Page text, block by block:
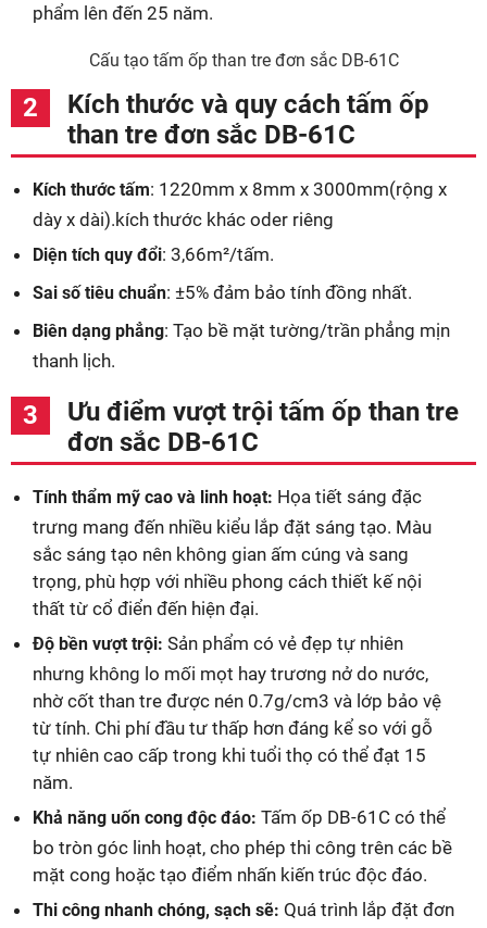
phẩm lên đến 25 năm.
Cấu tạo tấm ốp than tre đơn sắc DB-61C
Kích thước và quy cách tấm ốp
than tre đơn sắc DB-61C
Kích thước tấm: 1220mm x 8mm x 3000mm(rộng x
dày x dài).kích thước khác oder riêng
Diện tích quy đổi: 3,66m²/tấm.
Sai số tiêu chuẩn: ±5% đảm bảo tính đồng nhất.
Biên dạng phẳng: Tạo bề mặt tường/trần phẳng mịn
thanh lịch.
Ưu điểm vượt trội tấm ốp than tre
đơn sắc DB-61C
Tính thẩm mỹ cao và linh hoạt: Họa tiết sáng đặc
trưng mang đến nhiều kiểu lắp đặt sáng tạo. Màu
sắc sáng tạo nên không gian ấm cúng và sang
trọng, phù hợp với nhiều phong cách thiết kế nội
thất từ cổ điển đến hiện đại.
Độ bền vượt trội: Sản phẩm có vẻ đẹp tự nhiên
nhưng không lo mối mọt hay trương nở do nước,
nhờ cốt than tre được nén 0.7g/cm3 và lớp bảo vệ
từ tính. Chi phí đầu tư thấp hơn đáng kể so với gỗ
tự nhiên cao cấp trong khi tuổi thọ có thể đạt 15
năm.
Khả năng uốn cong độc đáo: Tấm ốp DB-61C có thể
bo tròn góc linh hoạt, cho phép thi công trên các bề
mặt cong hoặc tạo điểm nhấn kiến trúc độc đáo.
Thi công nhanh chóng, sạch sẽ: Quá trình lắp đặt đơn